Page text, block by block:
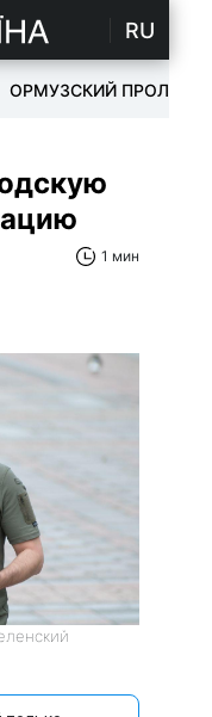
RU
ОРМУЗСКИЙ ПРОЛИВ
1 мин